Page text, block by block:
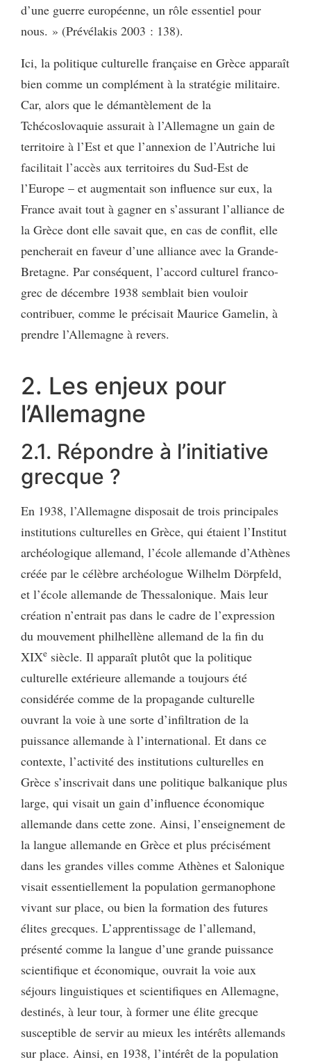
d’une guerre européenne, un rôle essentiel pour
nous. » (Prévélakis 2003 : 138).
Ici, la politique culturelle française en Grèce apparaît
bien comme un complément à la stratégie militaire.
Car, alors que le démantèlement de la
Tchécoslovaquie assurait à l’Allemagne un gain de
territoire à l’Est et que l’annexion de l’Autriche lui
facilitait l’accès aux territoires du Sud-Est de
l’Europe – et augmentait son influence sur eux, la
France avait tout à gagner en s’assurant l’alliance de
la Grèce dont elle savait que, en cas de conflit, elle
pencherait en faveur d’une alliance avec la Grande-
Bretagne. Par conséquent, l’accord culturel franco-
grec de décembre 1938 semblait bien vouloir
contribuer, comme le précisait Maurice Gamelin, à
prendre l’Allemagne à revers.
2. Les enjeux pour
l’Allemagne
2.1. Répondre à l’initiative
grecque ?
En 1938, l’Allemagne disposait de trois principales
institutions culturelles en Grèce, qui étaient l’Institut
archéologique allemand, l’école allemande d’Athènes
créée par le célèbre archéologue Wilhelm Dörpfeld,
et l’école allemande de Thessalonique. Mais leur
création n’entrait pas dans le cadre de l’expression
du mouvement philhellène allemand de la fin du
XIXe siècle. Il apparaît plutôt que la politique
culturelle extérieure allemande a toujours été
considérée comme de la propagande culturelle
ouvrant la voie à une sorte d’infiltration de la
puissance allemande à l’international. Et dans ce
contexte, l’activité des institutions culturelles en
Grèce s’inscrivait dans une politique balkanique plus
large, qui visait un gain d’influence économique
allemande dans cette zone. Ainsi, l’enseignement de
la langue allemande en Grèce et plus précisément
dans les grandes villes comme Athènes et Salonique
visait essentiellement la population germanophone
vivant sur place, ou bien la formation des futures
élites grecques. L’apprentissage de l’allemand,
présenté comme la langue d’une grande puissance
scientifique et économique, ouvrait la voie aux
séjours linguistiques et scientifiques en Allemagne,
destinés, à leur tour, à former une élite grecque
susceptible de servir au mieux les intérêts allemands
sur place. Ainsi, en 1938, l’intérêt de la population